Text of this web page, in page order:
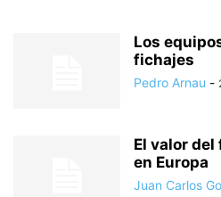
Los
fichajes
Pedro Arnau -
El valor
en Europa
Juan Carlos